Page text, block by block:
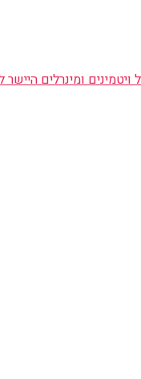
ומינרלים היישר